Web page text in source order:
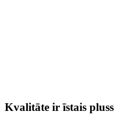
Kvalitāte ir īstais pluss